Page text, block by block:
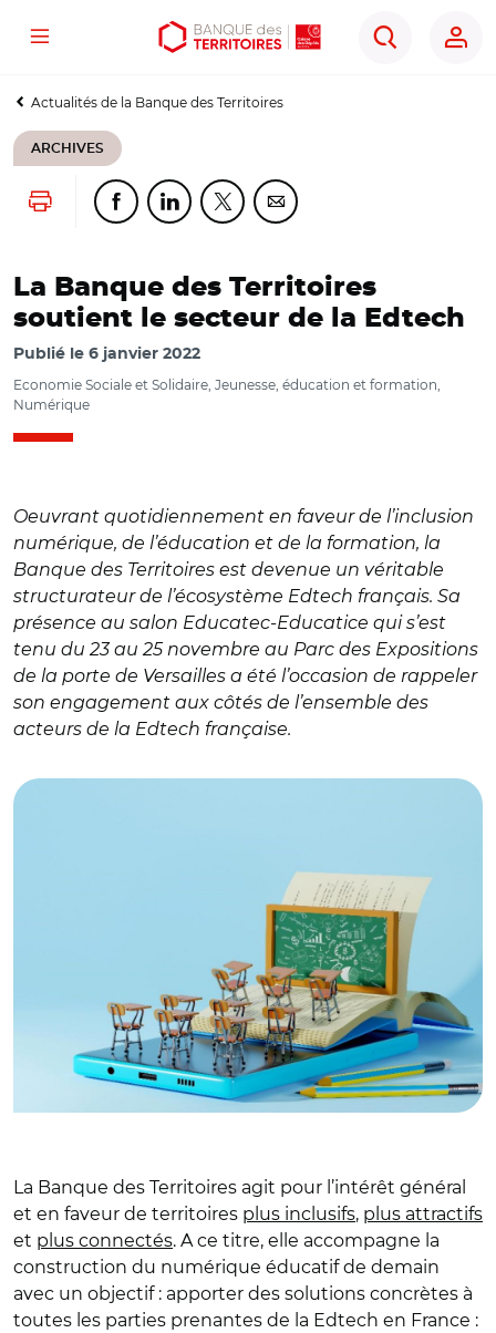
Aller
contenu
Aller
menu
Ouvrir
outils
Menu
Rechercher
Actualités de la Banque des Territoires
ARCHIVES
Lancer l'impressionPartager cette page sur Facebook
Partager cette page sur Linkedin
Partager cette page sur Twitter
Partager cette page sur
La Banque des Territoires
soutient le secteur de la Edtech
Publié le 6 janvier 2022
Economie Sociale et Solidaire, Jeunesse, éducation et formation,
Numérique
Oeuvrant quotidiennement en faveur de l’inclusion
numérique, de l’éducation et de la formation, la
Banque des Territoires est devenue un véritable
structurateur de l’écosystème Edtech français. Sa
présence au salon Educatec-Educatice qui s’est
tenu du 23 au 25 novembre au Parc des Expositions
de la porte de Versailles a été l’occasion de rappeler
son engagement aux côtés de l’ensemble des
acteurs de la Edtech française.
La Banque des Territoires agit pour l’intérêt général
et en faveur de territoires plus inclusifs, plus attractifs
et plus connectés. A ce titre, elle accompagne la
construction du numérique éducatif de demain
avec un objectif : apporter des solutions concrètes à
toutes les parties prenantes de la Edtech en France :